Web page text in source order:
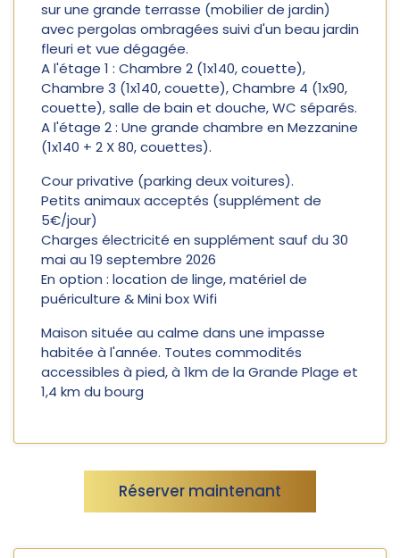
sur une grande terrasse (mobilier de jardin)
avec pergolas ombragées suivi d'un beau jardin
fleuri et vue dégagée.
A l'étage 1 : Chambre 2 (1x140, couette),
Chambre 3 (1x140, couette), Chambre 4 (1x90,
couette), salle de bain et douche, WC séparés.
A l'étage 2 : Une grande chambre en Mezzanine
(1x140 + 2 X 80, couettes).
Cour privative (parking deux voitures).
Petits animaux acceptés (supplément de
5€/jour)
Charges électricité en supplément sauf du 30
mai au 19 septembre 2026
En option : location de linge, matériel de
puériculture & Mini box Wifi
Maison située au calme dans une impasse
habitée à l'année. Toutes commodités
accessibles à pied, à 1km de la Grande Plage et
1,4 km du bourg
Réserver maintenant